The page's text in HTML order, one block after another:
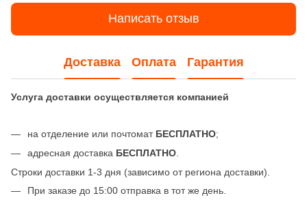
Написать отзыв
Доставка Оплата Гарантия
Услуга доставки осуществляется компанией
на отделение или почтомат БЕСПЛАТНО;
адресная доставка БЕСПЛАТНО
Строки доставки 1-3 дня (зависимо от региона доставки).
При заказе до 15:00 отправка в тот же день.